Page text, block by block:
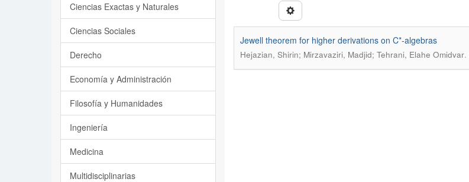
Jewell theorem for higher derivations on C*-algebras
Hejazian, Shirin; Mirzavaziri, Madjid; Tehrani, Elahe Omidvar.
Ciencias Exactas y Naturales
Ciencias Sociales
Derecho
Economía y Administración
Filosofía y Humanidades
Ingeniería
Medicina
Multidisciplinarias